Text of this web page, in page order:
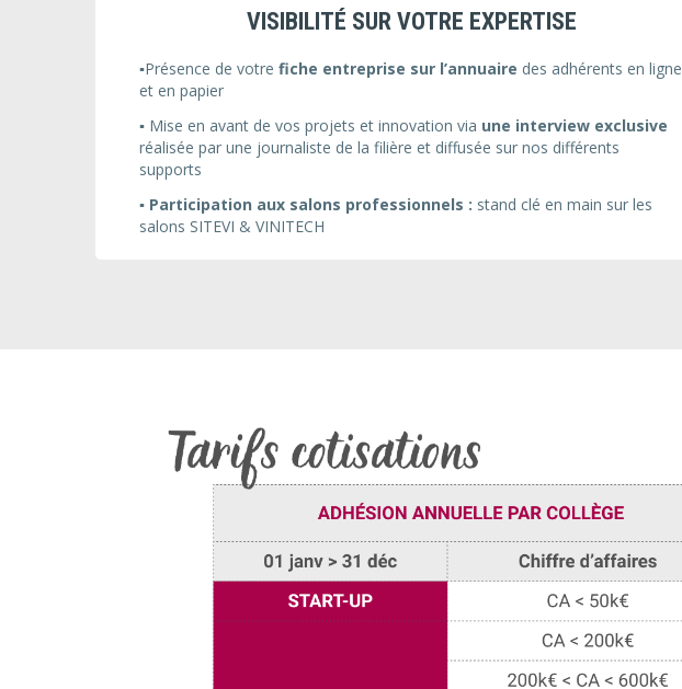
VISIBILITÉ SUR VOTRE EXPERTISE
▪️Présence de votre fiche entreprise sur l’annuaire des adhérents en ligne
et en papier
▪️ Mise en avant de vos projets et innovation via une interview exclusive
réalisée par une journaliste de la filière et diffusée sur nos différents
supports
▪️ Participation aux salons professionnels : stand clé en main sur les
salons SITEVI & VINITECH